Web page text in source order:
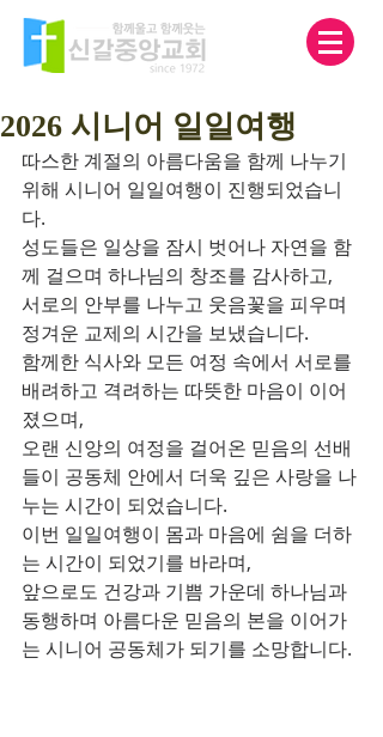
2026 시니어 일일여행
따스한 계절의 아름다움을 함께 나누기
위해 시니어 일일여행이 진행되었습니
다.
성도들은 일상을 잠시 벗어나 자연을 함
께 걸으며 하나님의 창조를 감사하고,
서로의 안부를 나누고 웃음꽃을 피우며
정겨운 교제의 시간을 보냈습니다.
함께한 식사와 모든 여정 속에서 서로를
배려하고 격려하는 따뜻한 마음이 이어
졌으며,
오랜 신앙의 여정을 걸어온 믿음의 선배
들이 공동체 안에서 더욱 깊은 사랑을 나
누는 시간이 되었습니다.
이번 일일여행이 몸과 마음에 쉼을 더하
는 시간이 되었기를 바라며,
앞으로도 건강과 기쁨 가운데 하나님과
동행하며 아름다운 믿음의 본을 이어가
는 시니어 공동체가 되기를 소망합니다.